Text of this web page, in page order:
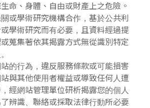
命、身體、自由或財產上之危險。
或學術研究機構合作，基於公共利
學術研究而有必要，且資料經過提
蒐集著依其揭露方式無從識別特定
的行為，違反服務條款或可能損害
與其他使用者權益或導致任何人遭
經網站管理單位研析揭露您的個人
辨識、聯絡或採取法律行動所必要